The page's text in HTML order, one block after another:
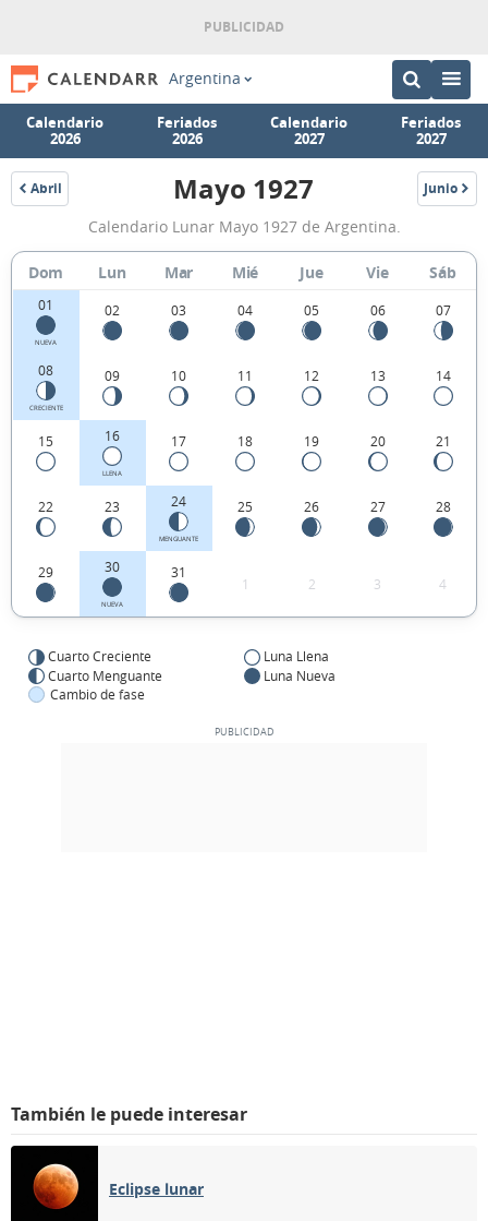
Argentina
Calendario
2026
Feriados
2026
Calendario
2027
Feriados
2027
Abril
1927
Calendario
Lunar
Mayo
1927
de
Argentina.
Mayo 1927 Junio
1927
Calendario Lunar Mayo 1927 de Argentina.
Dom Lun Mar Mié Jue Vie Sáb
01
NUEVA
02 03 04 05 06 07
08
CRECIENTE
09 10 11 12 13 14
15 16
LLENA
17 18 19 20 21
22 23 24
MENGUANTE
25 26 27 28
29 30
NUEVA
31
1 2 3 4
Cuarto Creciente
Luna Llena
Cuarto Menguante
Luna Nueva
Cambio de fase
También le puede interesar
Eclipse lunar